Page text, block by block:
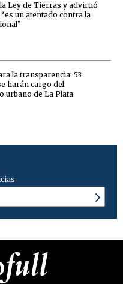
Ley de Tierras y advirtió
un atentado contra la
la transparencia: 53
harán cargo del
urbano de La Plata